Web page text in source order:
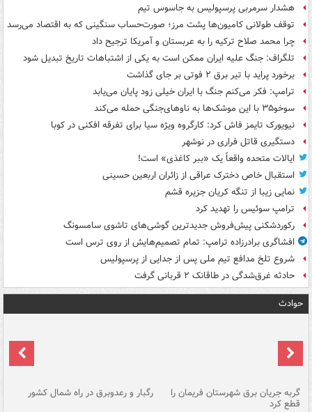
هشدار سرمربی پرسپولیس به جاسوس تیم
توقف طولانی کامیون‌ها پشت مرز؛ صورت‌حساب سنگینی که به اقتصاد می‌رسد
چرا محمد صلاح ترکیه را به عربستان و آمریکا ترجیح داد
تلگراف: جنگ علیه ایران ممکن است به یکی از اشتباهات تاریخ تبدیل شود
برخورد پراید با تیر برق ۲ فوتی بر جای گذاشت
ترامپ: فکر می‌کنم جنگ با ایران خیلی زود پایان می‌یابد
سوخو۳۵ با این موشک‌ها به ناوهای‌جنگی حمله می‌کند
نیویورک تایمز فاش کرد: کارگروه ویژه سیا برای تفرقه افکنی در کوبا
دستگیری قاتل فراری در نوشهر
ایالات متحده واقعاً یک «ببر کاغذی» است!
استقبال خاص دخترک عراقی از زائران اربعین حسینی
نمایی زیبا از تنگه کریان جزیره قشم
ترامپ سوئیس را تهدید کرد
رکوردشکنی پیش‌فروش جدیدترین گوشی‌های تاشوی سامسونگ
افشاگری برادرزاده ترامپ: تمام تصمیم‌هایش از روی ترس است
شروع تلخ مدافع تیم ملی پس از جدایی از پرسپولیس
حادثه غرق‌شدگی در طاقانک ۲ قربانی گرفت
حوادث
گربه جریان برق شهرستان فریمان را
قطع کرد
رگبار و رعدوبرق در راه شمال کشور